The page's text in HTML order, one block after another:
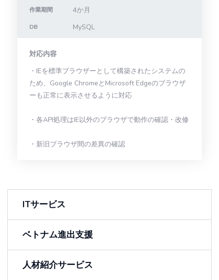
作業期間 4か月
DB MySQL
対応内容
・IEを標準ブラウザーとして構築されたシステムの
ため、Google ChromeとMicrosoft Edgeのブラウザ
ーも正常に表示させるように対応
・各API処理はIE以外のブラウザで動作の確認・改修
・新旧ブラウザ間の差異の確認
ITサービス
ベトナム進出支援
人材紹介サービス